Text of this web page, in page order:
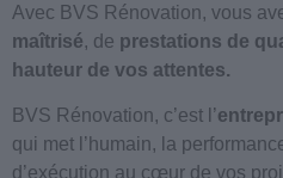
Avec BVS Rénovation, vous
maîtrisé, de prestations de
hauteur de vos attentes.
BVS Rénovation, c’est l’
qui met l’humain, la
d’exécution au cœur de vos